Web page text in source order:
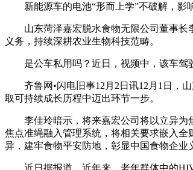
新能源车的电池“形而上学”不破解，影响
山东菏泽嘉宏脱水食物无限公司董事长李
义务，持续深耕农业生物科技范畴。
是公车私用吗？近日，视频中，该车驾驶
齐鲁网•闪电旧事12月2日讯12月1日，山
取可持续成长历程中迈出环节一步。
李佳玲暗示，将来嘉宏公司将以立异为焦
焦点准绳融入管理系统，将相关要求嵌入
异，建牢食物平安防地，彰显中国食物企业
近日据报道，近年来，老年群体中的HIV